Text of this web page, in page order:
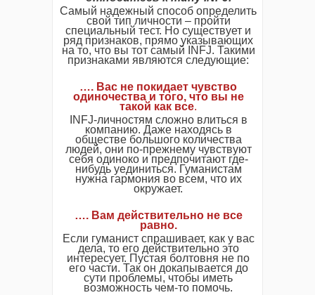
Самый надежный способ определить
свой тип личности – пройти
специальный тест. Но существует и
ряд признаков, прямо указывающих
на то, что вы тот самый INFJ. Такими
признаками являются следующие:
…. Вас не покидает чувство
одиночества и того, что вы не
такой как все.
INFJ-личностям сложно влиться в
компанию. Даже находясь в
обществе большого количества
людей, они по-прежнему чувствуют
себя одиноко и предпочитают где-
нибудь уединиться. Гуманистам
нужна гармония во всем, что их
окружает.
…. Вам действительно не все
равно.
Если гуманист спрашивает, как у вас
дела, то его действительно это
интересует. Пустая болтовня не по
его части. Так он докапывается до
сути проблемы, чтобы иметь
возможность чем-то помочь.